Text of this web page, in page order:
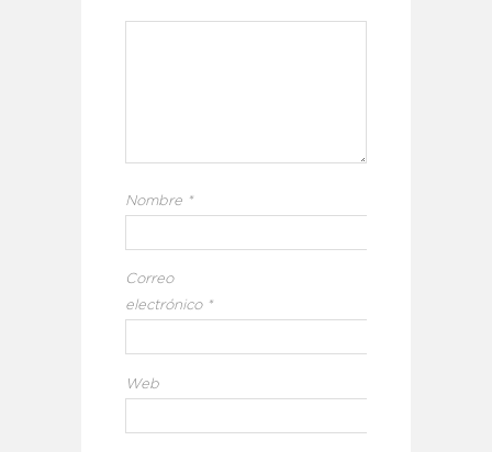
Nombre *
Correo
electrónico *
Web